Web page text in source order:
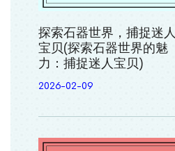
探索石器世界，捕捉迷人
宝贝(探索石器世界的魅
力：捕捉迷人宝贝)
2026-02-09